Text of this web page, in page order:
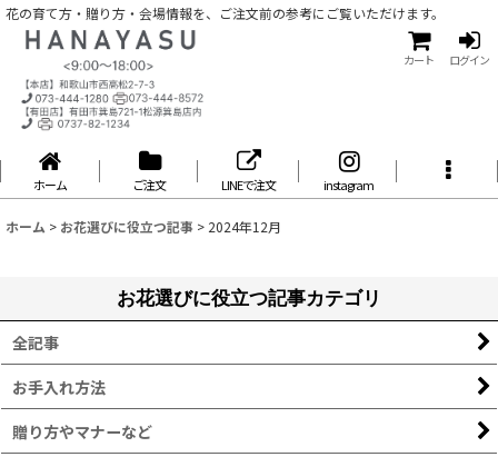
花の育て方・贈り方・会場情報を、ご注文前の参考にご覧いただけます。
カート ログイン
ホーム ご注文 LINEで注文 instagram
ホーム > お花選びに役立つ記事 > 2024年12月
お花選びに役立つ記事カテゴリ
全記事
お手入れ方法
贈り方やマナーなど